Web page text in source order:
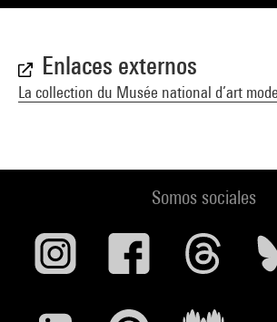
Enlaces externos
La collection du Musée national d’art
Somos sociales